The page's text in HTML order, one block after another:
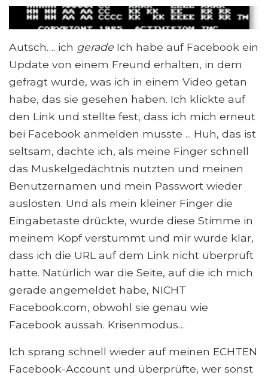
Autsch…. ich gerade Ich habe auf Facebook ein
Update von einem Freund erhalten, in dem
gefragt wurde, was ich in einem Video getan
habe, das sie gesehen haben. Ich klickte auf
den Link und stellte fest, dass ich mich erneut
bei Facebook anmelden musste ... Huh, das ist
seltsam, dachte ich, als meine Finger schnell
das Muskelgedächtnis nutzten und meinen
Benutzernamen und mein Passwort wieder
auslösten. Und als mein kleiner Finger die
Eingabetaste drückte, wurde diese Stimme in
meinem Kopf verstummt und mir wurde klar,
dass ich die URL auf dem Link nicht überprüft
hatte. Natürlich war die Seite, auf die ich mich
gerade angemeldet habe, NICHT
Facebook.com, obwohl sie genau wie
Facebook aussah. Krisenmodus…
Ich sprang schnell wieder auf meinen ECHTEN
Facebook-Account und überprüfte, wer sonst